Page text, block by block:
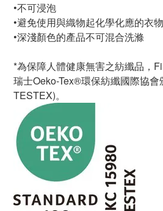
•不可浸泡
•避免使用與織物起化學化應的衣
•深淺顏色的產品不可混合洗滌
*為保障人體健康無害之紡纖品，
瑞士Oeko-Tex®環保紡纖國際協
TESTEX)。